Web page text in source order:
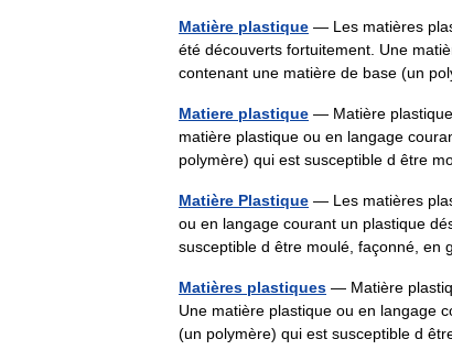
Matière plastique — Les matières
été découverts fortuitement. Une
contenant une matière de base (un
Matiere plastique — Matière
matière plastique ou en langage
polymère) qui est susceptible d être
Matière Plastique — Les matières
ou en langage courant un plastique
susceptible d être moulé, façonné,
Matières plastiques — Matière
Une matière plastique ou en langage
(un polymère) qui est susceptible d